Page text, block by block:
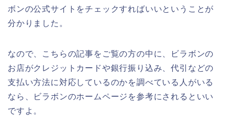
ボンの公式サイトをチェックすればいいということが
分かりました。
なので、こちらの記事をご覧の方の中に、ビラボンの
お店がクレジットカードや銀行振り込み、代引などの
支払い方法に対応しているのかを調べている人がいる
なら、ビラボンのホームページを参考にされるといい
ですよ。